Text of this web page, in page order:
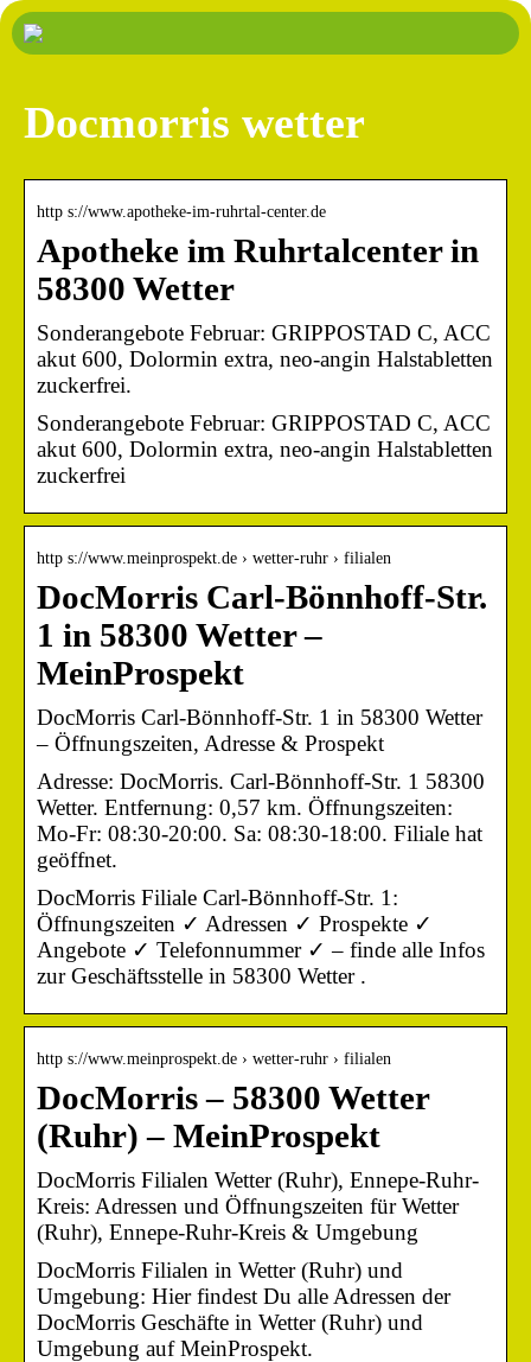
Docmorris wetter
http s://www.apotheke-im-ruhrtal-center.de
Apotheke im Ruhrtalcenter in
58300 Wetter
Sonderangebote Februar: GRIPPOSTAD C, ACC
akut 600, Dolormin extra, neo-angin Halstabletten
zuckerfrei.
Sonderangebote Februar: GRIPPOSTAD C, ACC
akut 600, Dolormin extra, neo-angin Halstabletten
zuckerfrei
http s://www.meinprospekt.de › wetter-ruhr › filialen
DocMorris Carl-Bönnhoff-Str.
1 in 58300 Wetter –
MeinProspekt
DocMorris Carl-Bönnhoff-Str. 1 in 58300 Wetter
– Öffnungszeiten, Adresse & Prospekt
Adresse: DocMorris. Carl-Bönnhoff-Str. 1 58300
Wetter. Entfernung: 0,57 km. Öffnungszeiten:
Mo-Fr: 08:30-20:00. Sa: 08:30-18:00. Filiale hat
geöffnet.
DocMorris Filiale Carl-Bönnhoff-Str. 1:
Öffnungszeiten ✓ Adressen ✓ Prospekte ✓
Angebote ✓ Telefonnummer ✓ – finde alle Infos
zur Geschäftsstelle in 58300 Wetter .
http s://www.meinprospekt.de › wetter-ruhr › filialen
DocMorris – 58300 Wetter
(Ruhr) – MeinProspekt
DocMorris Filialen Wetter (Ruhr), Ennepe-Ruhr-
Kreis: Adressen und Öffnungszeiten für Wetter
(Ruhr), Ennepe-Ruhr-Kreis & Umgebung
DocMorris Filialen in Wetter (Ruhr) und
Umgebung: Hier findest Du alle Adressen der
DocMorris Geschäfte in Wetter (Ruhr) und
Umgebung auf MeinProspekt.